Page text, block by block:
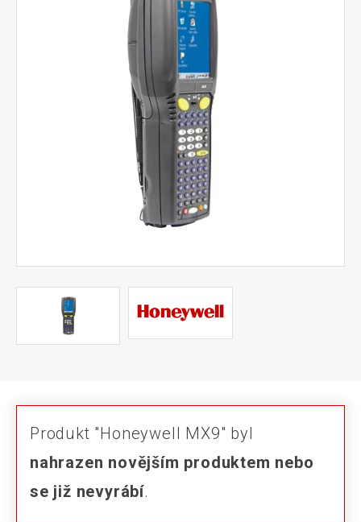
Produkt "Honeywell MX9" byl
nahrazen novějším produktem nebo
se již nevyrábí.